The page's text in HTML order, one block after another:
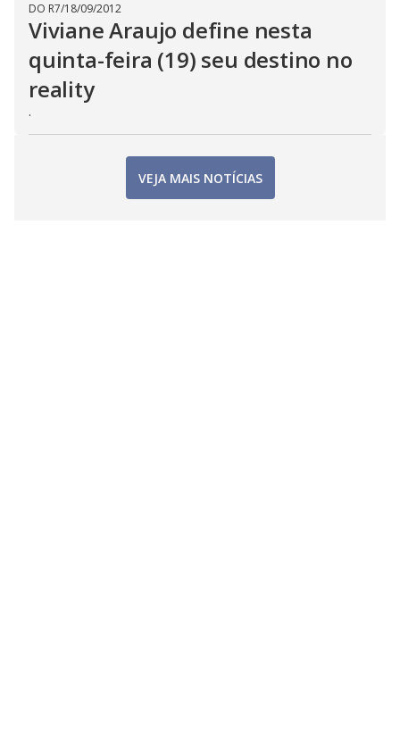
DO R7/18/09/2012
Viviane Araujo define nesta
quinta-feira (19) seu destino no
reality
.
VEJA MAIS NOTÍCIAS